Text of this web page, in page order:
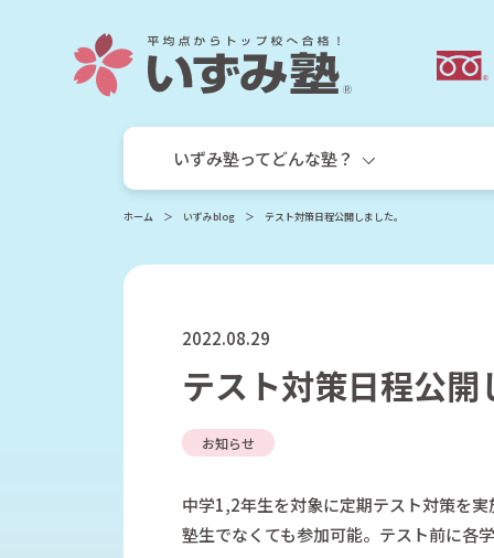
いずみ塾ってどんな塾？
いずみ塾の目指す教育
小学生
小学生個別指導コース
信大附属中／私立中学受験対策コース
英語長文リスニング対策講座
ホーム いずみblog テスト対策日程公開しました。
2022.08.29
テスト対策日程公開
お知らせ
中学1,2年生を対象に定期テスト対策を
塾生でなくても参加可能。テスト前に各